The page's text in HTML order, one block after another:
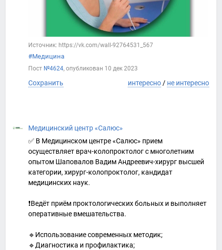
Источник: https://vk.com/wall-92764531_567
#Медицина
Пост №4624, опубликован 10 дек 2023
Сохранить интересно/ не интересно
Медицинский центр «Салюс»
✅ В Медицинском центре «Салюс» прием
осуществляет врач-колопроктолог с многолетним
опытом Шаповалов Вадим Андреевич-хирург высшей
категории, хирург-колопроктолог, кандидат
медицинских наук.
❗️Ведёт приём проктологических больных и выполняет
оперативные вмешательства.
🔹Использование современных методик;
🔹Диагностика и профилактика;